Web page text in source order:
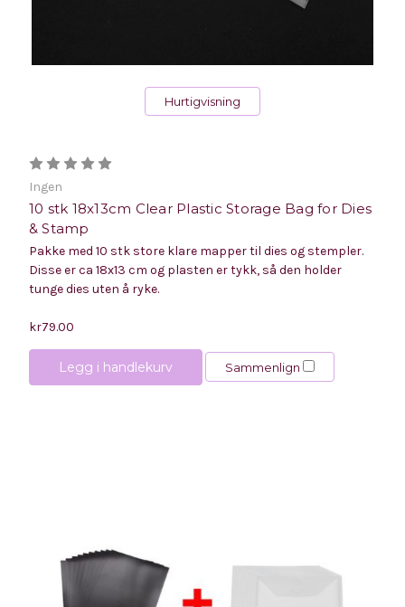
Hurtigvisning
Ingen
10 stk 18x13cm Clear Plastic Storage Bag for Dies
& Stamp
Pakke med 10 stk store klare mapper til dies og stempler.
Disse er ca 18x13 cm og plasten er tykk, så den holder
tunge dies uten å ryke.
kr79.00
Legg i handlekurv Sammenlign